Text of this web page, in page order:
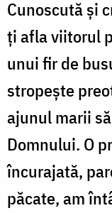
Cunoscută și
ți afla viitorul
unui fir de
stropește
ajunul marii
Domnului. O
încurajată,
păcate, am